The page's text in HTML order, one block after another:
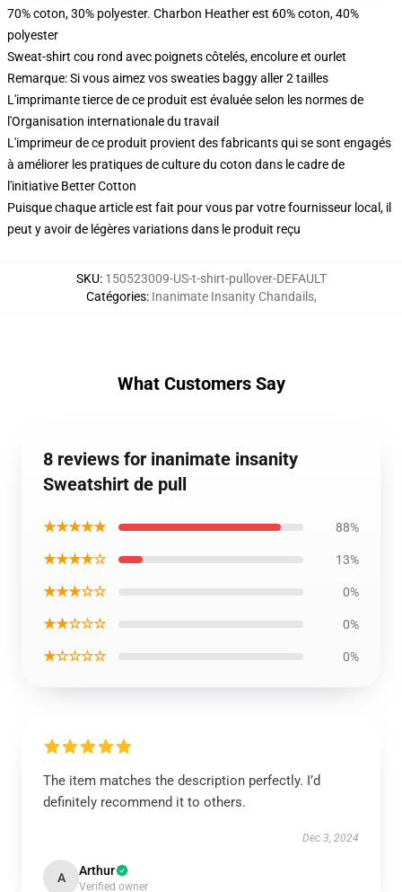
70% coton, 30% polyester. Charbon Heather est 60% coton, 40%
polyester
Sweat-shirt cou rond avec poignets côtelés, encolure et ourlet
Remarque: Si vous aimez vos sweaties baggy aller 2 tailles
L'imprimante tierce de ce produit est évaluée selon les normes de
l'Organisation internationale du travail
L'imprimeur de ce produit provient des fabricants qui se sont engagés
à améliorer les pratiques de culture du coton dans le cadre de
l'initiative Better Cotton
Puisque chaque article est fait pour vous par votre fournisseur local, il
peut y avoir de légères variations dans le produit reçu
SKU: 150523009-US-t-shirt-pullover-DEFAULT
Catégories: Inanimate Insanity Chandails,
What Customers Say
8 reviews for inanimate insanity
Sweatshirt de pull
★★★★★ 88%
★★★★☆ 13%
★★★☆☆ 0%
★★☆☆☆ 0%
★☆☆☆☆ 0%
The item matches the description perfectly. I’d
definitely recommend it to others.
Dec 3, 2024
A Arthur
Verified owner